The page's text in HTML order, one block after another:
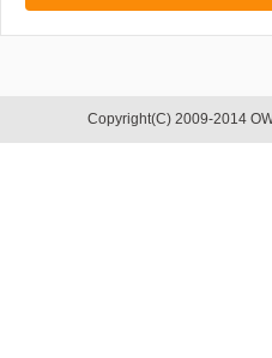
Copyright(C) 2009-2014